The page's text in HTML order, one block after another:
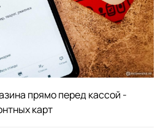
прямо перед кассой -
карт